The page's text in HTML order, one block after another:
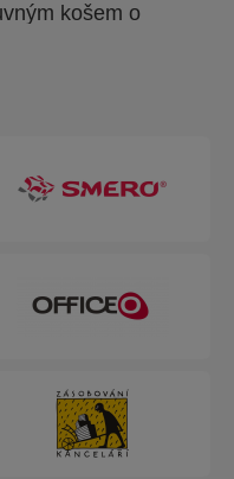
košem o
podávat papír nebo
udělá vše za